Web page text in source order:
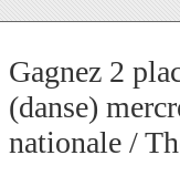
Gagnez 2
(danse)
nationale /